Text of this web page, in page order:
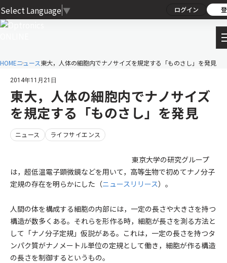
Select Language ▼ ログイン
HOMEニュース東大，人体の細胞内でナノサイズを規定する「ものさし」を発見
2014年11月21日
東大，人体の細胞内でナノサイズ
を規定する「ものさし」を発見
ニュース ライフサイエンス
東京大学の研究グループ
は，超低温電子顕微鏡などを用いて，高等生物で初めてナノ分子
定規の存在を明らかにした（ニュースリリース）。
人間の体を構成する細胞の内部には，一定の長さや大きさを持つ
構造が数多くある。それらを形作る時，細胞が長さを測る方法と
して「ナノ分子定規」仮説がある。これは，一定の長さを持つタ
ンパク質がナノメートル単位の定規として働き，細胞が作る構造
の長さを制御するというもの。